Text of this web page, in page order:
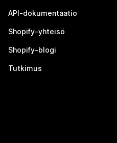
API-dokumentaatio
Shopify-yhteisö
Shopify-blogi
Tutkimus